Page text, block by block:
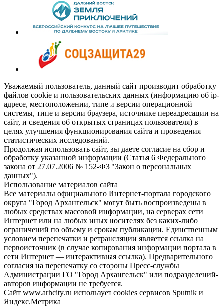
Уважаемый пользователь, данный сайт производит обработку
файлов cookie и пользовательских данных (информацию об ip-
адресе, местоположении, типе и версии операционной
системы, типе и версии браузера, источнике переадресации на
сайт, и сведения об открытых страницах пользователя) в
целях улучшения функционирования сайта и проведения
статистических исследований.
Продолжая использовать сайт, вы даете согласие на сбор и
обработку указанной информации (Статья 6 Федерального
закона от 27.07.2006 № 152-ФЗ "Закон о персональных
данных").
Использование материалов сайта
Все материалы официального Интернет-портала городского
округа "Город Архангельск" могут быть воспроизведены в
любых средствах массовой информации, на серверах сети
Интернет или на любых иных носителях без каких-либо
ограничений по объему и срокам публикации. Единственным
условием перепечатки и ретрансляции является ссылка на
первоисточник (в случае копирования информации портала в
сети Интернет — интерактивная ссылка). Предварительного
согласия на перепечатку со стороны Пресс-службы
Администрации ГО "Город Архангельск" или подразделений-
авторов информации не требуется.
Сайт www.arhcity.ru использует cookies сервисов Sputnik и
Яндекс.Метрика